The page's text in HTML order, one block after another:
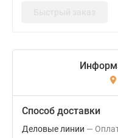
Способ доставки
Деловые линии